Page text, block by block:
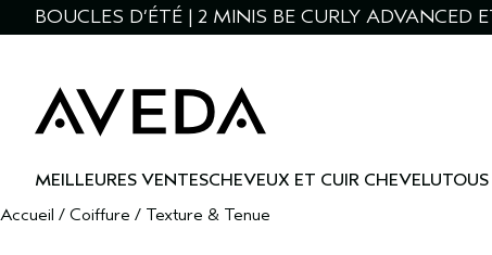
BOUCLES D’ÉTÉ | 2 MINIS BE CURLY ADVANCED
MEILLEURES VENTESCHEVEUX ET CUIR CHEVELU
Accueil / Coiffure / Texture & Tenue